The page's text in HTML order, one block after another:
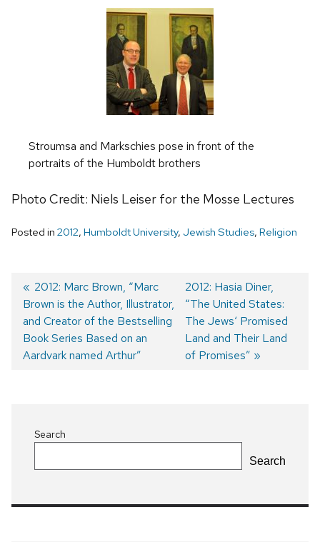
Stroumsa and Markschies pose in front of the
portraits of the Humboldt brothers
Photo Credit: Niels Leiser for the Mosse Lectures
Posted in 2012, Humboldt University, Jewish Studies, Religion
Post
navigation
Previous
post:
2012: Marc Brown, “Marc
Brown is the Author, Illustrator,
and Creator of the Bestselling
Book Series Based on an
Aardvark named Arthur”
Next
post:
2012: Hasia Diner,
“The United States:
The Jews‘ Promised
Land and Their Land
of Promises”
Search
Search